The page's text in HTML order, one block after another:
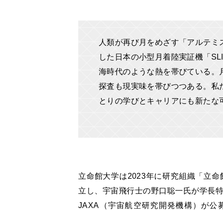
人類が再び月をめざす「アルテ
した日本の小型月着陸実証機「
海時代のような熱を帯びている。
探査も現実味を帯びつつある。
とりの学びとキャリアにも新たな
立命館大学は2023年に研究組織「立
立し、宇宙飛行士の野口聡一氏が学長
JAXA（宇宙航空研究開発機構）が公